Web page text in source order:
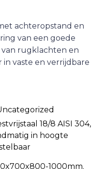
achteropstand en
van een goede
rugklachten en
in vaste en verrijdbare
18/8 AISI 304,
in hoogte
1000mm.